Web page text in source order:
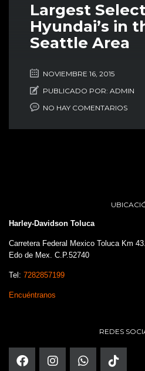
Largest
Hyundai’s in
Seattle Area
NOVIEMBRE 16, 2015
PUBLICADO POR: ADMIN
NO HAY COMENTARIOS
Harley-Davidson Toluca
Carretera Federal Mexico Toluca Km
Edo de Mex. C.P.52740
Tel: 7282857199
Encuéntranos
REDES